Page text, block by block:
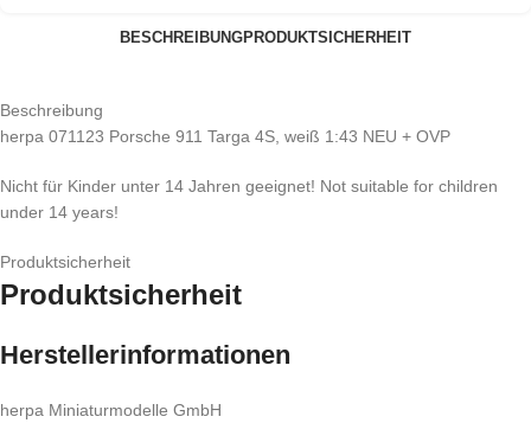
BESCHREIBUNGPRODUKTSICHERHEIT
Beschreibung
herpa 071123 Porsche 911 Targa 4S, weiß 1:43 NEU + OVP
Nicht für Kinder unter 14 Jahren geeignet! Not suitable for children
under 14 years!
Produktsicherheit
Produktsicherheit
Herstellerinformationen
herpa Miniaturmodelle GmbH